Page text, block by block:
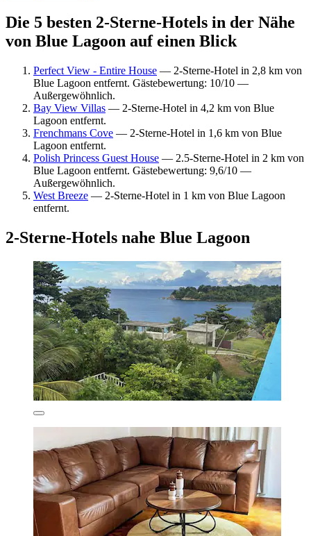
Die 5 besten 2-Sterne-Hotels in der Nähe
von Blue Lagoon auf einen Blick
Perfect View - Entire House — 2-Sterne-Hotel in 2,8 km von
Blue Lagoon entfernt. Gästebewertung: 10/10 —
Außergewöhnlich.
Bay View Villas — 2-Sterne-Hotel in 4,2 km von Blue
Lagoon entfernt.
Frenchmans Cove — 2-Sterne-Hotel in 1,6 km von Blue
Lagoon entfernt.
Polish Princess Guest House — 2.5-Sterne-Hotel in 2 km von
Blue Lagoon entfernt. Gästebewertung: 9,6/10 —
Außergewöhnlich.
West Breeze — 2-Sterne-Hotel in 1 km von Blue Lagoon
entfernt.
2-Sterne-Hotels nahe Blue Lagoon